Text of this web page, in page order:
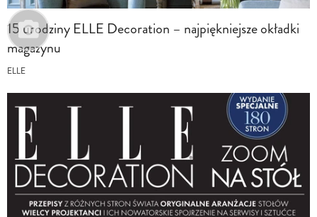
15 urodziny ELLE Decoration – najpiękniejsze okładki
magazynu
ELLE